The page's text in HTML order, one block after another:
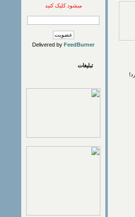
میشود کلیک کنید
Delivered by FeedBurner
تبلیغات